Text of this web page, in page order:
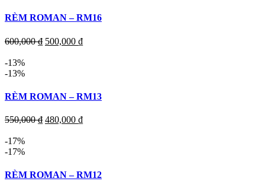
RÈM ROMAN – RM16
600,000₫ 500,000 ₫
-13%
-13%
RÈM ROMAN – RM13
550,000₫ 480,000 ₫
-17%
-17%
RÈM ROMAN – RM12